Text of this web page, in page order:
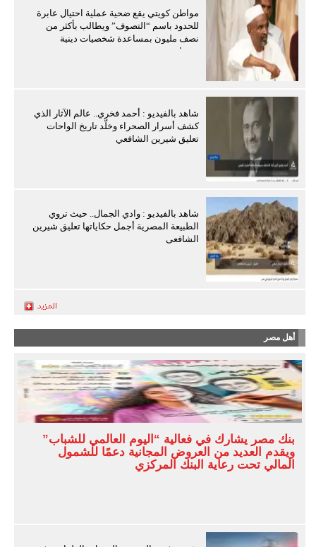
مواطن كويتي يقع ضحية عملية احتيال عابرة
للحدود باسم “التصوف” ويطالب بأكثر من
نصف مليون بمساعدة شخصيات دينية
سودانية
شاهد بالفيديو : أحمد فخري.. عالم الآثار الذي
كشف أسرار الصحراء وخلّد تاريخ الواحات
تعليق شيرين الشافعي
شاهد بالفيديو : وادي الجمال.. حيث تروي
الطبيعة المصرية أجمل حكاياتها تعليق شيرين
الشافعى
أهل مصر
بنك مصر يشارك في فعالية “اليوم العالمي للشباب”
ويقدم العديد من العروض المجانية دعمًا للشمول
المالي تحت رعاية البنك المركزي